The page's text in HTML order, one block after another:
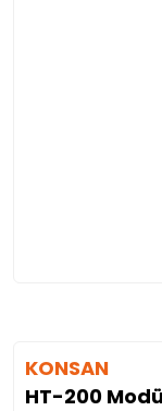
KONSAN
HT-200